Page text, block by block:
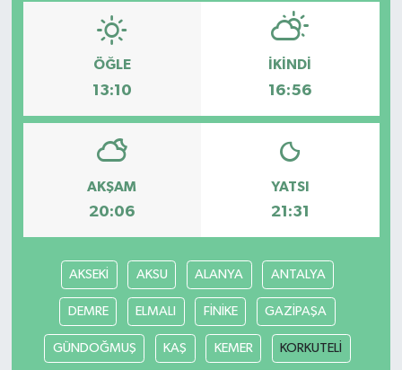
ÖĞLE
13:10
İKINDI
16:56
AKŞAM
20:06
YATSI
21:31
AKSEKİ AKSU ALANYA ANTALYA
DEMRE ELMALI FİNİKE GAZİPAŞA
GÜNDOĞMUŞ KAŞ KEMER KORKUTELİ